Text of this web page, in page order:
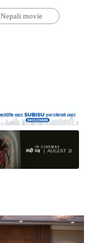
Nepali movie